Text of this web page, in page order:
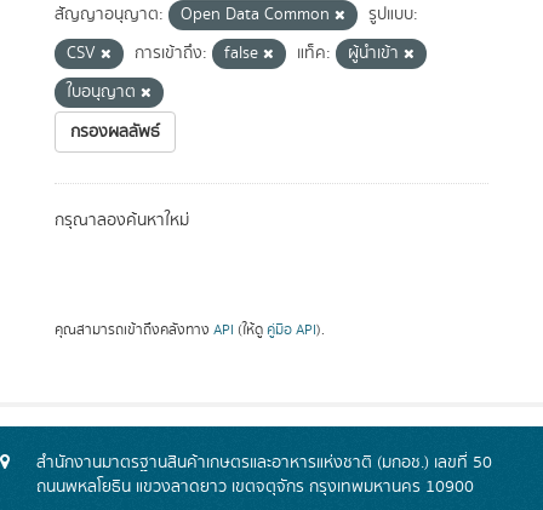
สัญญาอนุญาต: Open Data Common
รูปแบบ:
CSV
การเข้าถึง: false แท็ค:
ผู้นำเข้า
ใบอนุญาต
กรองผลลัพธ์
กรุณาลองค้นหาใหม่
คุณสามารถเข้าถึงคลังทาง API (ให้ดู คู่มือ API).
สำนักงานมาตรฐานสินค้าเกษตรและอาหารแห่งชาติ (มกอช.) เลขที่ 50
ถนนพหลโยธิน แขวงลาดยาว เขตจตุจักร กรุงเทพมหานคร 10900